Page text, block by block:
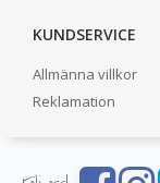
KUNDSERVICE
Allmänna villkor
Reklamation